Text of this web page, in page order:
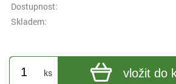
Dostupnost:
Skladem:
ks vložit do